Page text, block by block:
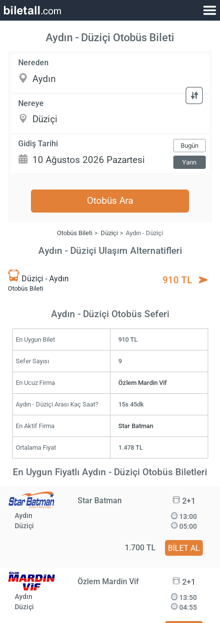
Aydın - Düziçi Otobüs Bileti
Nereden
Nereye
Gidiş Tarihi Bugün
Yarın
Otobüs Ara
Otobüs Bileti Düziçi Aydın - Düziçi
Aydın - Düziçi Ulaşım Alternatifleri
Düziçi - Aydın
Otobüs Bileti
910 TL
Aydın - Düziçi Otobüs Seferi
En Uygun Bilet 910 TL
Sefer Sayısı 9
En Ucuz Firma Özlem Mardin Vif
Aydın - Düziçi Arası Kaç Saat? 15s 45dk
En Aktif Firma Star Batman
Ortalama Fiyat 1.478 TL
En Uygun Fiyatlı Aydın - Düziçi Otobüs Biletleri
Star Batman 2+1
Aydın
Düziçi
13:00
05:00
1.700 TL BİLET AL
Özlem Mardin Vif 2+1
Aydın
Düziçi
13:50
04:55